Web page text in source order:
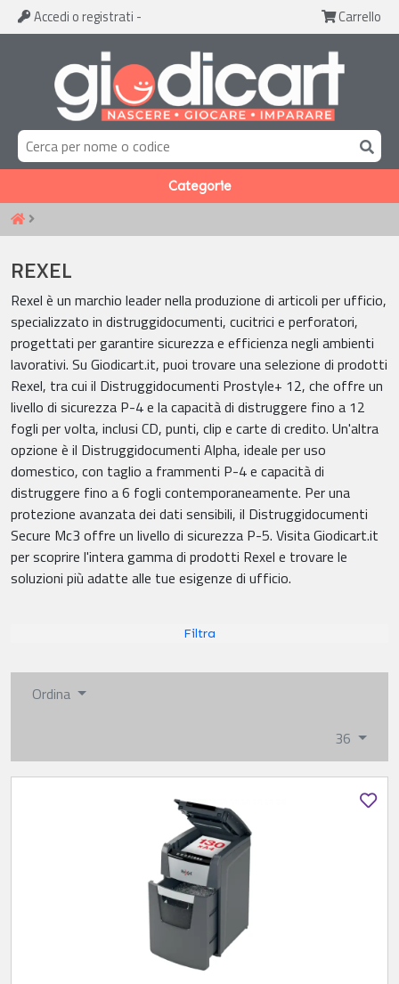
Accedi o registrati - Carrello
Categorie
REXEL
Rexel è un marchio leader nella produzione di articoli per ufficio,
specializzato in distruggidocumenti, cucitrici e perforatori,
progettati per garantire sicurezza e efficienza negli ambienti
lavorativi. Su Giodicart.it, puoi trovare una selezione di prodotti
Rexel, tra cui il Distruggidocumenti Prostyle+ 12, che offre un
livello di sicurezza P-4 e la capacità di distruggere fino a 12
fogli per volta, inclusi CD, punti, clip e carte di credito. Un'altra
opzione è il Distruggidocumenti Alpha, ideale per uso
domestico, con taglio a frammenti P-4 e capacità di
distruggere fino a 6 fogli contemporaneamente. Per una
protezione avanzata dei dati sensibili, il Distruggidocumenti
Secure Mc3 offre un livello di sicurezza P-5. Visita Giodicart.it
per scoprire l'intera gamma di prodotti Rexel e trovare le
soluzioni più adatte alle tue esigenze di ufficio.
Filtra
Ordina
36